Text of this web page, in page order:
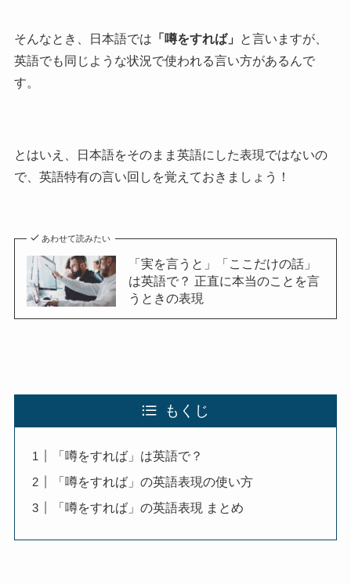
そんなとき、日本語では 「噂をすれば」
と言いますが、
英語でも同じような状況で使われる言い方があるんで
す。
とはいえ、日本語をそのまま英語にした表現ではないの
で、英語特有の言い回しを覚えておきましょう！
あわせて読みたい
「実を言うと」「ここだけの話」
は英語で？ 正直に本当のことを言
うときの表現
もくじ
「噂をすれば」は英語で？
「噂をすれば」の英語表現の使い方
「噂をすれば」の英語表現 まとめ